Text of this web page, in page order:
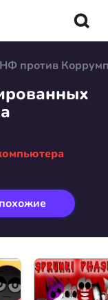
против